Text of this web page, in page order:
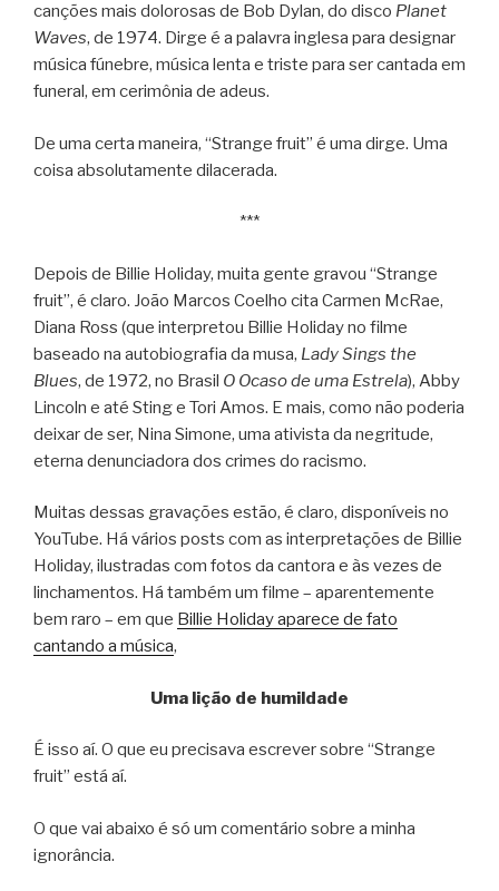
canções mais dolorosas de Bob Dylan, do disco Planet
Waves, de 1974. Dirge é a palavra inglesa para designar
música fúnebre, música lenta e triste para ser cantada em
funeral, em cerimônia de adeus.
De uma certa maneira, “Strange fruit” é uma dirge. Uma
coisa absolutamente dilacerada.
***
Depois de Billie Holiday, muita gente gravou “Strange
fruit”, é claro. João Marcos Coelho cita Carmen McRae,
Diana Ross (que interpretou Billie Holiday no filme
baseado na autobiografia da musa, Lady Sings the
Blues, de 1972, no Brasil O Ocaso de uma Estrela), Abby
Lincoln e até Sting e Tori Amos. E mais, como não poderia
deixar de ser, Nina Simone, uma ativista da negritude,
eterna denunciadora dos crimes do racismo.
Muitas dessas gravações estão, é claro, disponíveis no
YouTube. Há vários posts com as interpretações de Billie
Holiday, ilustradas com fotos da cantora e às vezes de
linchamentos. Há também um filme – aparentemente
bem raro – em que Billie Holiday aparece de fato
cantando a música,
Uma lição de humildade
É isso aí. O que eu precisava escrever sobre “Strange
fruit” está aí.
O que vai abaixo é só um comentário sobre a minha
ignorância.